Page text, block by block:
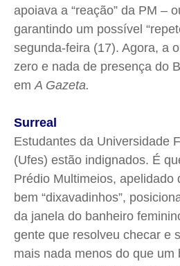
apoiava a “reação” da PM –
garantindo um possível
segunda-feira (17). Agora, a
zero e nada de presença do
emA Gazeta.
Surreal
Estudantes da Universidade
(Ufes) estão indignados. É
Prédio Multimeios, apelidado
bem “dixavadinhos”,
da janela do banheiro
gente que resolveu checar e
mais nada menos do que um